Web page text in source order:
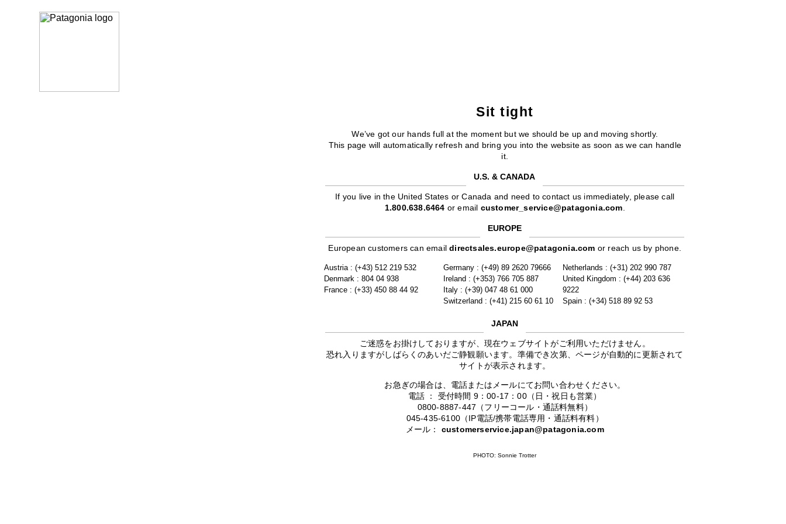
Sit tight
We’ve got our hands full at the moment but we should be up and moving shortly.
This page will automatically refresh and bring you into the website as soon as we can handle
it.
U.S. & CANADA
If you live in the United States or Canada and need to contact us immediately, please call
1.800.638.6464 or email customer_service@patagonia.com.
EUROPE
European customers can emaildirectsales.europe@patagonia.com or reach us by phone.
Austria : (+43) 512 219 532
Denmark : 804 04 938
France : (+33) 450 88 44 92
Germany : (+49) 89 2620 79666
Ireland : (+353) 766 705 887
Italy : (+39) 047 48 61 000
Switzerland : (+41) 215 60 61 10
Netherlands : (+31) 202 990 787
United Kingdom : (+44) 203 636
9222
Spain : (+34) 518 89 92 53
JAPAN
ご迷惑をお掛けしておりますが、現在ウェブサイトがご利用いただけません。
恐れ入りますがしばらくのあいだご静観願います。準備でき次第、ページが自動的に更新されて
サイトが表示されます。
お急ぎの場合は、電話またはメールにてお問い合わせください。
電話 ： 受付時間 9：00-17：00（日・祝日も営業）
0800-8887-447（フリーコール・通話料無料）
045-435-6100（IP電話/携帯電話専用・通話料有料）
メール： customerservice.japan@patagonia.com
PHOTO: Sonnie Trotter